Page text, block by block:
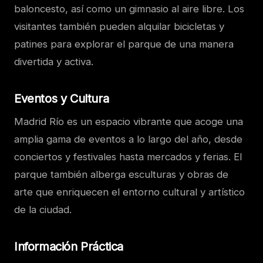
baloncesto, así como un gimnasio al aire libre. Los
visitantes también pueden alquilar bicicletas y
patines para explorar el parque de una manera
divertida y activa.
Eventos y Cultura
Madrid Río es un espacio vibrante que acoge una
amplia gama de eventos a lo largo del año, desde
conciertos y festivales hasta mercados y ferias. El
parque también alberga esculturas y obras de
arte que enriquecen el entorno cultural y artístico
de la ciudad.
Información Práctica